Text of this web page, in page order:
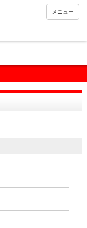
メニュー